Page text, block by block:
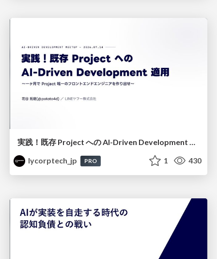
実践！既存 Project への AI-Driven Development 適用〜 一ヶ月で Project 唯一のフロントエンドエンジニアを作り出せ〜
lycorptech_jp
PRO 1 430